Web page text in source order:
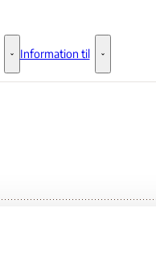
Publikationer - Flere links
Information til Information